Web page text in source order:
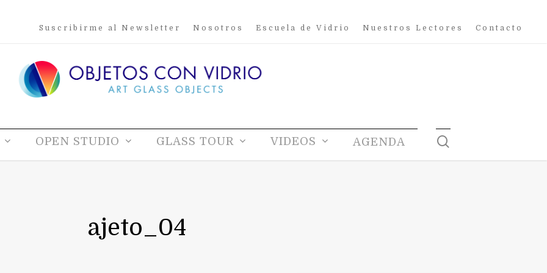
Suscribirme al Newsletter Nosotros Escuela de Vidrio Nuestros Lectores Contacto
OPEN STUDIO GLASS TOUR VIDEOS AGENDA
ajeto_04